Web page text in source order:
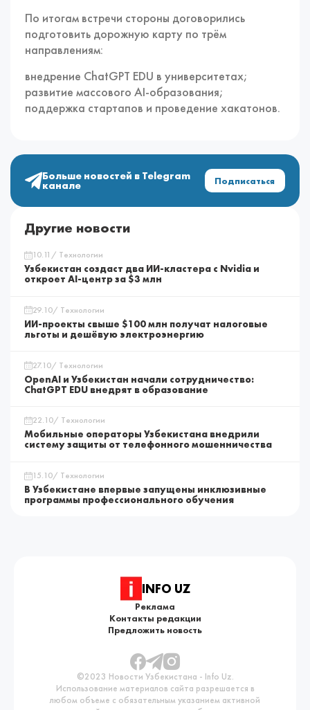
Другие новости
10.11/ Технологии
Узбекистан создаст два ИИ-кластера с Nvidia и
откроет AI-центр за $3 млн
29.10/ Технологии
ИИ-проекты свыше $100 млн получат налоговые
льготы и дешёвую электроэнергию
27.10/ Технологии
OpenAI и Узбекистан начали сотрудничество:
ChatGPT EDU внедрят в образование
22.10/ Технологии
Мобильные операторы Узбекистана внедрили
систему защиты от телефонного мошенничества
15.10/ Технологии
В Узбекистане впервые запущены инклюзивные
программы профессионального обучения
По итогам встречи стороны договорились
подготовить дорожную карту по трём
направлениям:
внедрение ChatGPT EDU в университетах;
развитие массового AI-образования;
поддержка стартапов и проведение хакатонов.
Больше новостей в Telegram
канале Подписаться
INFO UZ
Реклама
Контакты редакции
Предложить новость
©2023 Новости Узбекистана - Info Uz.
Использование материалов сайта разрешается в
любом объеме с обязательным указанием активной